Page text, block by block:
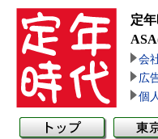
定
会
広
個